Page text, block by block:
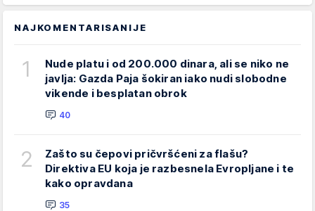
NAJKOMENTARISANIJE
1
Nude platu i od 200.000 dinara, ali se niko ne
javlja: Gazda Paja šokiran iako nudi slobodne
vikende i besplatan obrok
40
2
Zašto su čepovi pričvršćeni za flašu?
Direktiva EU koja je razbesnela Evropljane i te
kako opravdana
35